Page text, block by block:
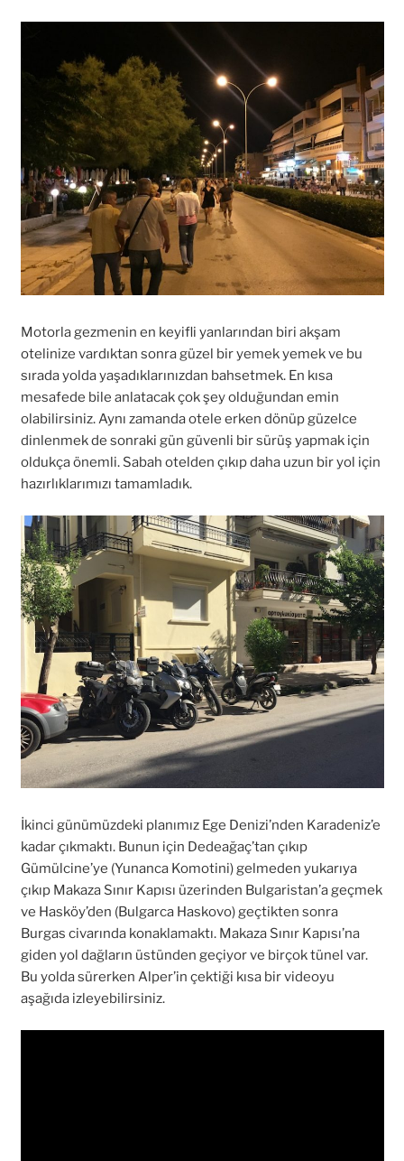
Motorla gezmenin en keyifli yanlarından biri akşam
otelinize vardıktan sonra güzel bir yemek yemek ve bu
sırada yolda yaşadıklarınızdan bahsetmek. En kısa
mesafede bile anlatacak çok şey olduğundan emin
olabilirsiniz. Aynı zamanda otele erken dönüp güzelce
dinlenmek de sonraki gün güvenli bir sürüş yapmak için
oldukça önemli. Sabah otelden çıkıp daha uzun bir yol için
hazırlıklarımızı tamamladık.
İkinci günümüzdeki planımız Ege Denizi’nden Karadeniz’e
kadar çıkmaktı. Bunun için Dedeağaç’tan çıkıp
Gümülcine’ye (Yunanca Komotini) gelmeden yukarıya
çıkıp Makaza Sınır Kapısı üzerinden Bulgaristan’a geçmek
ve Hasköy’den (Bulgarca Haskovo) geçtikten sonra
Burgas civarında konaklamaktı. Makaza Sınır Kapısı’na
giden yol dağların üstünden geçiyor ve birçok tünel var.
Bu yolda sürerken Alper’in çektiği kısa bir videoyu
aşağıda izleyebilirsiniz.